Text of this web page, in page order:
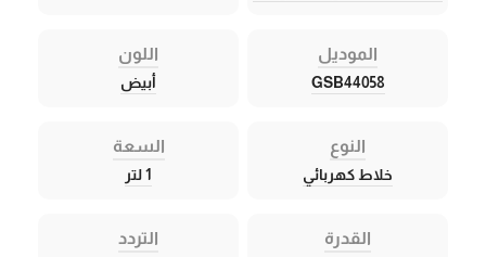
الموديل
GSB44058
اللون
أبيض
النوع
خلاط كهربائي
السعة
1 لتر
القدرة التردد